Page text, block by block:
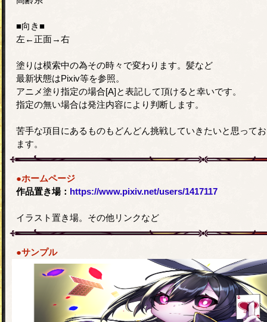
■向き■
左←正面→右
塗りは模索中の為その時々で変わります。髪など
最新状態はPixiv等を参照。
アニメ塗り指定の場合[A]と表記して頂けると幸いです。
指定の無い場合は発注内容により判断します。
苦手な項目にあるものもどんどん挑戦していきたいと思って
ます。
●ホームページ
作品置き場： https://www.pixiv.net/users/1417117
イラスト置き場。その他リンクなど
●サンプル